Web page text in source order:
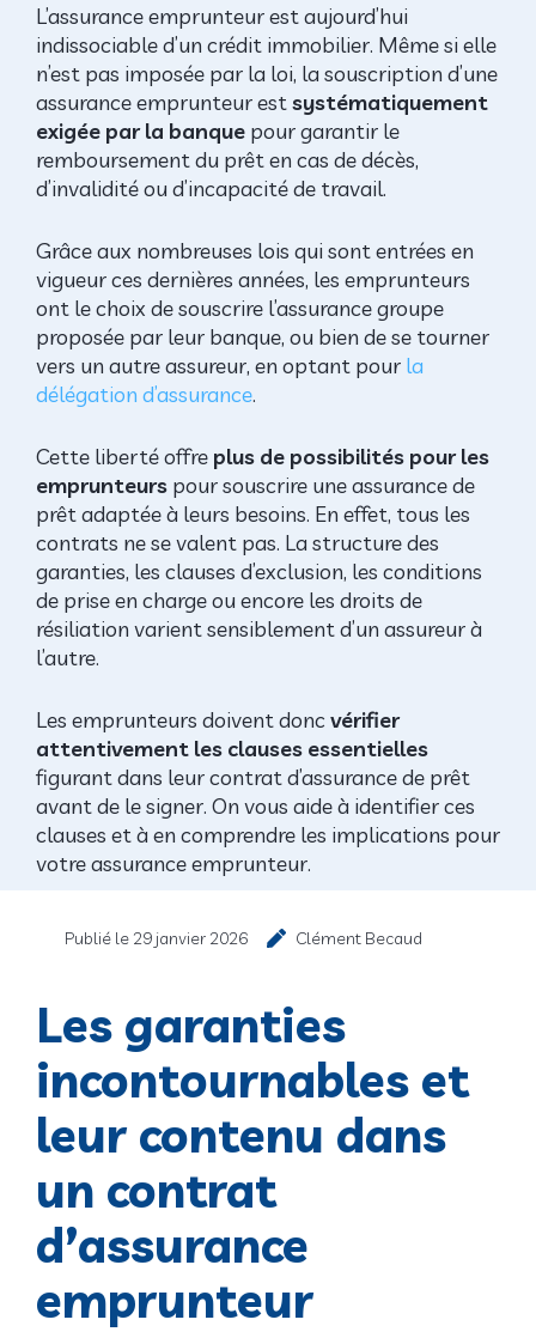
L’assurance emprunteur est aujourd’hui
indissociable d’un crédit immobilier. Même si elle
n’est pas imposée par la loi, la souscription d’une
assurance emprunteur estsystématiquement
exigée par la banque pour garantir le
remboursement du prêt en cas de décès,
d’invalidité ou d’incapacité de travail.
Grâce aux nombreuses lois qui sont entrées en
vigueur ces dernières années, les emprunteurs
ont le choix de souscrire l’assurance groupe
proposée par leur banque, ou bien de se tourner
vers un autre assureur, en optant pour la
délégation d’assurance.
Cette liberté offre plus de possibilités pour les
emprunteurs pour souscrire une assurance de
prêt adaptée à leurs besoins. En effet, tous les
contrats ne se valent pas. La structure des
garanties, les clauses d’exclusion, les conditions
de prise en charge ou encore les droits de
résiliation varient sensiblement d’un assureur à
l’autre.
Les emprunteurs doivent donc vérifier
attentivement les clauses essentielles
figurant dans leur contrat d’assurance de prêt
avant de le signer. On vous aide à identifier ces
clauses et à en comprendre les implications pour
votre assurance emprunteur.
Publié le 29 janvier 2026 Clément Becaud
Les garanties
incontournables et
leur contenu dans
un contrat
d’assurance
emprunteur